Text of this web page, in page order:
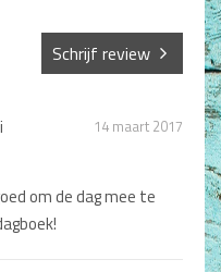
Schrijf review
14 maart 2017
om de dag mee te